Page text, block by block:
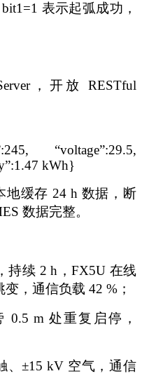
表示起弧成功，
，开放 RESTful
“voltage”:29.5,
kWh}
地缓存 24 h 数据，断
数据完整。
持续 2 h，FX5U 在线
，通信负载 42 %；
0.5 m 处重复启停，
、±15 kV 空气，通信